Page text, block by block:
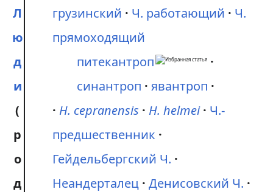
Л
ю
д
и
(
р
о
д
грузинский
Ч. работающий
Ч.
прямоходящий
питекантроп
синантроп
явантроп
H. cepranensis
H. helmei
Ч.-
предшественник
Гейдельбергский Ч.
Неандерталец Денисовский Ч.